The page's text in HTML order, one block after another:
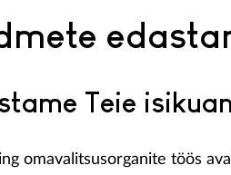
Teie
omavalitsusorganite töös